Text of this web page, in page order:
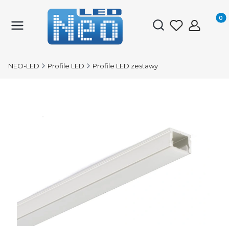
Otwórz
NEO-LED Profile LED Profile LED zestawy